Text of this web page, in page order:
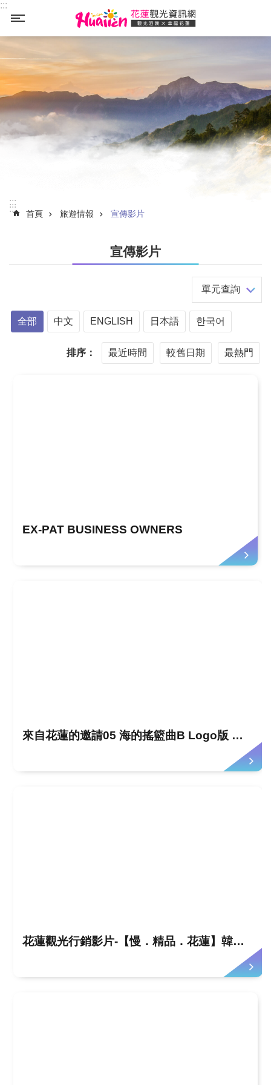
跳到主要內容區塊
:::
:::
::: 首頁 旅遊情報 宣傳影片
宣傳影片
單元查詢
全部 中文 ENGLISH 日本語 한국어
排序： 最近時間 較舊日期 最熱門
EX-PAT BUSINESS OWNERS
來自花蓮的邀請05 海的搖籃曲B Logo版 韓文
花蓮觀光行銷影片-【慢．精品．花蓮】韓文版